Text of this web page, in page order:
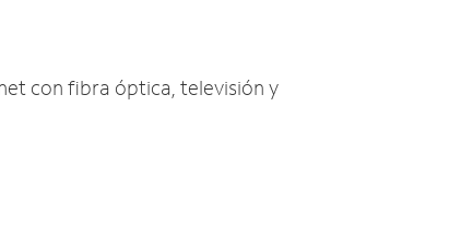
con fibra óptica, televisión y